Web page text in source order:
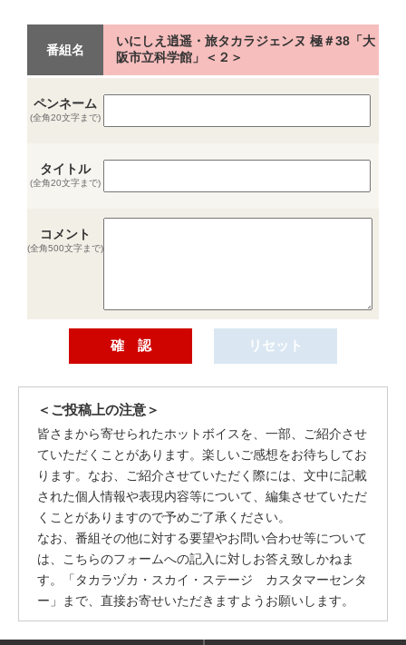
番組名
いにしえ逍遥・旅タカラジェンヌ 極＃38「大
阪市立科学館」＜２＞
ペンネーム
(全角20文字まで)
タイトル
(全角20文字まで)
コメント
(全角500文字まで)
＜ご投稿上の注意＞
皆さまから寄せられたホットボイスを、一部、ご紹介させ
ていただくことがあります。楽しいご感想をお待ちしてお
ります。なお、ご紹介させていただく際には、文中に記載
された個人情報や表現内容等について、編集させていただ
くことがありますので予めご了承ください。
なお、番組その他に対する要望やお問い合わせ等について
は、こちらのフォームへの記入に対しお答え致しかねま
す。「タカラヅカ・スカイ・ステージ カスタマーセンタ
ー」まで、直接お寄せいただきますようお願いします。